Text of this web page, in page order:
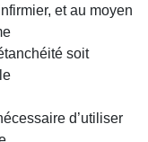
et au moyen
soit
d’utiliser